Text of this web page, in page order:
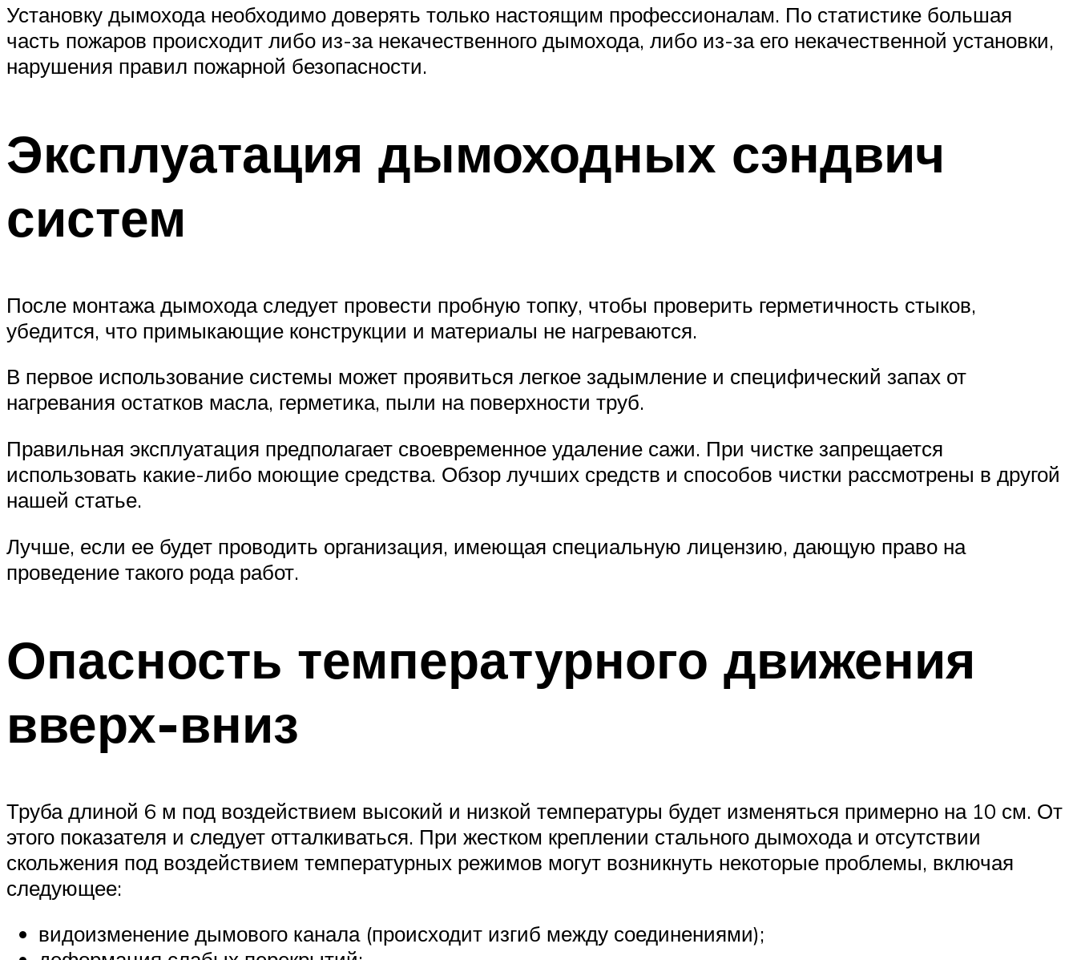
Установку дымохода необходимо доверять только настоящим профессионалам. По статистике большая
часть пожаров происходит либо из-за некачественного дымохода, либо из-за его некачественной установки,
нарушения правил пожарной безопасности.
Эксплуатация дымоходных сэндвич
систем
После монтажа дымохода следует провести пробную топку, чтобы проверить герметичность стыков,
убедится, что примыкающие конструкции и материалы не нагреваются.
В первое использование системы может проявиться легкое задымление и специфический запах от
нагревания остатков масла, герметика, пыли на поверхности труб.
Правильная эксплуатация предполагает своевременное удаление сажи. При чистке запрещается
использовать какие-либо моющие средства. Обзор лучших средств и способов чистки рассмотрены в другой
нашей статье.
Лучше, если ее будет проводить организация, имеющая специальную лицензию, дающую право на
проведение такого рода работ.
Опасность температурного движения
вверх-вниз
Труба длиной 6 м под воздействием высокий и низкой температуры будет изменяться примерно на 10 см. От
этого показателя и следует отталкиваться. При жестком креплении стального дымохода и отсутствии
скольжения под воздействием температурных режимов могут возникнуть некоторые проблемы, включая
следующее:
видоизменение дымового канала (происходит изгиб между соединениями);